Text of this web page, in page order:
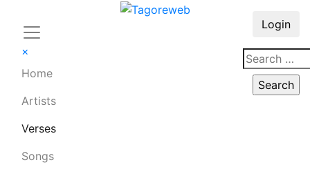
×
Home
Artists
Verses
Songs
Login